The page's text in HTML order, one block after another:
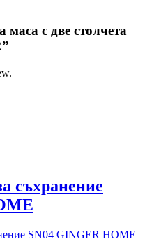
маса с две столчета
съхранение